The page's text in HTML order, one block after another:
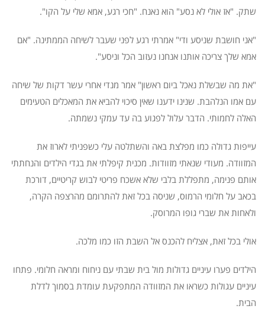
שתק. "אז אולי לא נסע" הוא נאנח. "חכי רגע, אמא שלי על הקו".
"אני חושבת שניסע ודי" אמרתי רגע לפני שעבר לשיחה הממתינה. "אם
אמא שלך צריכה אותנו אנחנו נעזוב הכל וניסע".
"את מה שבשלת נאכל ביום ראשון" אמר מנדי אחרי עשר דקות של שיחה
עם אמו הנלהבת. שנינו ידענו שאין סיכוי להביא את המאכלים הטעימים
האלה לחמותי. הדבר עלול לפגוע בה עד עמקי נשמתה.
עייפות גדולה כמו מפלצת באה והשתלטה עלי כשפניתי לארוז את
המזוודה. מעודי שנאתי מזוודות. מכנית קיפלתי את בגדי הילדים והנחתתי
אותם פנימה, מתפללת בלבי שלא אשכח פריטי לבוש קריטיים, דורכת
בכאב על חלומי הרמוס, שניסה בכל זאת להתרומם מהרצפה הקרה,
ולאחות את שברי גופו המרוסק.
אולי בכל זאת, אצליח להכנס אל השבת הזו כמו מלכה.
הילדים פערו עיניים גדולות מול בית שבתי עם ניחוח ומראה חלומי. פתחו
עיניים עגולות כשראו את המזוודה המתפקעת עומדת בסמוך לדלת
הבית.